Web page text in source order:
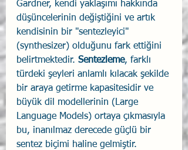
Gardner, kendi yaklaşımı hakkında
düşüncelerinin değiştiğini ve artık
kendisinin bir "sentezleyici"
(synthesizer) olduğunu fark ettiğini
belirtmektedir. Sentezleme, farklı
türdeki şeyleri anlamlı kılacak şekilde
bir araya getirme kapasitesidir ve
büyük dil modellerinin (Large
Language Models) ortaya çıkmasıyla
bu, inanılmaz derecede güçlü bir
sentez biçimi haline gelmiştir.